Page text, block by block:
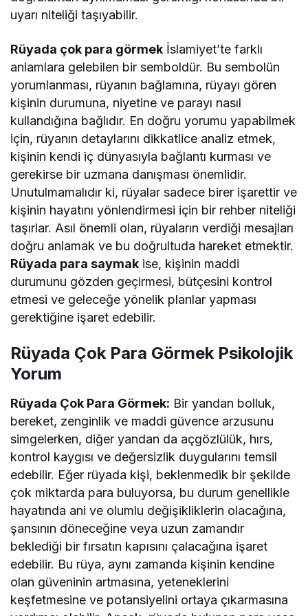
uyarı niteliği taşıyabilir.
Rüyada çok para görmek İslamiyet’te farklı
anlamlara gelebilen bir semboldür. Bu sembolün
yorumlanması, rüyanın bağlamına, rüyayı gören
kişinin durumuna, niyetine ve parayı nasıl
kullandığına bağlıdır. En doğru yorumu yapabilmek
için, rüyanın detaylarını dikkatlice analiz etmek,
kişinin kendi iç dünyasıyla bağlantı kurması ve
gerekirse bir uzmana danışması önemlidir.
Unutulmamalıdır ki, rüyalar sadece birer işarettir ve
kişinin hayatını yönlendirmesi için bir rehber niteliği
taşırlar. Asıl önemli olan, rüyaların verdiği mesajları
doğru anlamak ve bu doğrultuda hareket etmektir.
Rüyada para saymak ise, kişinin maddi
durumunu gözden geçirmesi, bütçesini kontrol
etmesi ve geleceğe yönelik planlar yapması
gerektiğine işaret edebilir.
Rüyada Çok Para Görmek Psikolojik
Yorum
Rüyada Çok Para Görmek: Bir yandan bolluk,
bereket, zenginlik ve maddi güvence arzusunu
simgelerken, diğer yandan da açgözlülük, hırs,
kontrol kaygısı ve değersizlik duygularını temsil
edebilir. Eğer rüyada kişi, beklenmedik bir şekilde
çok miktarda para buluyorsa, bu durum genellikle
hayatında ani ve olumlu değişikliklerin olacağına,
şansının döneceğine veya uzun zamandır
beklediği bir fırsatın kapısını çalacağına işaret
edebilir. Bu rüya, aynı zamanda kişinin kendine
olan güveninin artmasına, yeteneklerini
keşfetmesine ve potansiyelini ortaya çıkarmasına